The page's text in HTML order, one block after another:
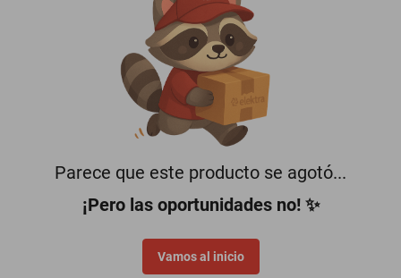
Parece que este producto se agotó...
¡Pero las oportunidades no! ✨
Vamos al inicio
oppo
motoneta